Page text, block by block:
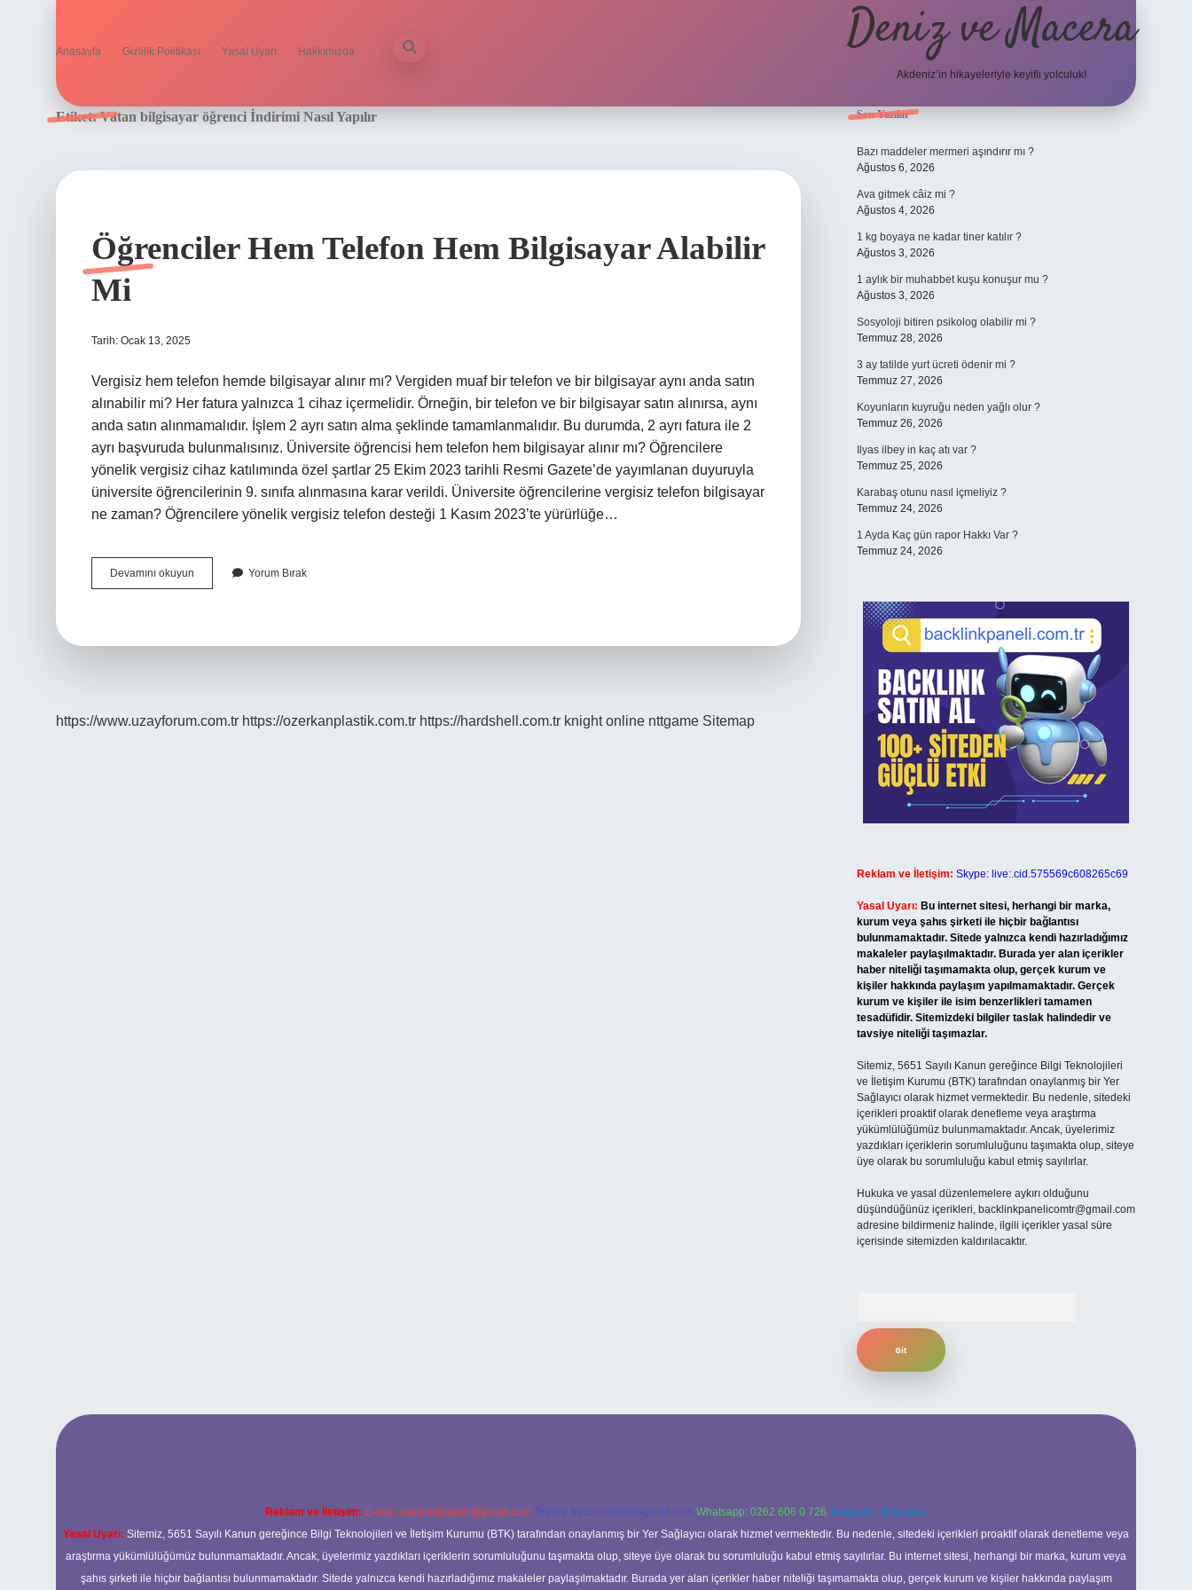
Anasayfa Gizlilik Politikası Yasal Uyarı Hakkımızda Deniz ve Macera
Akdeniz’in hikayeleriyle keyifli yolculuk!
Etiket:Vatan bilgisayar öğrenci İndirimi Nasıl Yapılır
Öğrenciler Hem Telefon Hem Bilgisayar Alabilir
Mi
Tarih: Ocak 13, 2025
Vergisiz hem telefon hemde bilgisayar alınır mı? Vergiden muaf bir telefon ve bir bilgisayar aynı anda satın
alınabilir mi? Her fatura yalnızca 1 cihaz içermelidir. Örneğin, bir telefon ve bir bilgisayar satın alınırsa, aynı
anda satın alınmamalıdır. İşlem 2 ayrı satın alma şeklinde tamamlanmalıdır. Bu durumda, 2 ayrı fatura ile 2
ayrı başvuruda bulunmalısınız. Üniversite öğrencisi hem telefon hem bilgisayar alınır mı? Öğrencilere
yönelik vergisiz cihaz katılımında özel şartlar 25 Ekim 2023 tarihli Resmi Gazete’de yayımlanan duyuruyla
üniversite öğrencilerinin 9. sınıfa alınmasına karar verildi. Üniversite öğrencilerine vergisiz telefon bilgisayar
ne zaman? Öğrencilere yönelik vergisiz telefon desteği 1 Kasım 2023’te yürürlüğe…
Devamını okuyun Öğrenciler
Hem
Yorum Bırak
https://www.uzayforum.com.tr https://ozerkanplastik.com.tr https://hardshell.com.tr knight online nttgame Sitemap
Sidebar
Son Yazılar
Bazı maddeler mermeri aşındırır mı ?
Ağustos 6, 2026
Ava gitmek câiz mi ?
Ağustos 4, 2026
1 kg boyaya ne kadar tiner katılır ?
Ağustos 3, 2026
1 aylık bir muhabbet kuşu konuşur mu ?
Ağustos 3, 2026
Sosyoloji bitiren psikolog olabilir mi ?
Temmuz 28, 2026
3 ay tatilde yurt ücreti ödenir mi ?
Temmuz 27, 2026
Koyunların kuyruğu neden yağlı olur ?
Temmuz 26, 2026
Ilyas ilbey in kaç atı var ?
Temmuz 25, 2026
Karabaş otunu nasıl içmeliyiz ?
Temmuz 24, 2026
1 Ayda Kaç gün rapor Hakkı Var ?
Temmuz 24, 2026
Reklam ve İletişim: Skype: live:.cid.575569c608265c69
Yasal Uyarı: Bu internet sitesi, herhangi bir marka,
kurum veya şahıs şirketi ile hiçbir bağlantısı
bulunmamaktadır. Sitede yalnızca kendi hazırladığımız
makaleler paylaşılmaktadır. Burada yer alan içerikler
haber niteliği taşımamakta olup, gerçek kurum ve
kişiler hakkında paylaşım yapılmamaktadır. Gerçek
kurum ve kişiler ile isim benzerlikleri tamamen
tesadüfidir. Sitemizdeki bilgiler taslak halindedir ve
tavsiye niteliği taşımazlar.
Sitemiz, 5651 Sayılı Kanun gereğince Bilgi Teknolojileri
ve İletişim Kurumu (BTK) tarafından onaylanmış bir Yer
Sağlayıcı olarak hizmet vermektedir. Bu nedenle, sitedeki
içerikleri proaktif olarak denetleme veya araştırma
yükümlülüğümüz bulunmamaktadır. Ancak, üyelerimiz
yazdıkları içeriklerin sorumluluğunu taşımakta olup, siteye
üye olarak bu sorumluluğu kabul etmiş sayılırlar.
Hukuka ve yasal düzenlemelere aykırı olduğunu
düşündüğünüz içerikleri, backlinkpanelicomtr@gmail.com
adresine bildirmeniz halinde, ilgili içerikler yasal süre
içerisinde sitemizden kaldırılacaktır.
Reklam ve İletişim: E-mail: backlinkpaneli@gmail.com Teams: forumhizmeti@gmail.com Whatsapp: 0262 606 0 726 Telegram: @karabul
Yasal Uyarı: Sitemiz, 5651 Sayılı Kanun gereğince Bilgi Teknolojileri ve İletişim Kurumu (BTK) tarafından onaylanmış bir Yer Sağlayıcı olarak hizmet vermektedir. Bu nedenle, sitedeki içerikleri proaktif olarak denetleme veya
araştırma yükümlülüğümüz bulunmamaktadır. Ancak, üyelerimiz yazdıkları içeriklerin sorumluluğunu taşımakta olup, siteye üye olarak bu sorumluluğu kabul etmiş sayılırlar. Bu internet sitesi, herhangi bir marka, kurum veya
şahıs şirketi ile hiçbir bağlantısı bulunmamaktadır. Sitede yalnızca kendi hazırladığımız makaleler paylaşılmaktadır. Burada yer alan içerikler haber niteliği taşımamakta olup, gerçek kurum ve kişiler hakkında paylaşım